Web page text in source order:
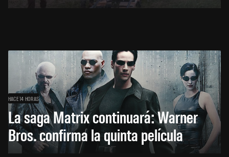
HACE 14 HORAS
La saga Matrix continuará: Warner
Bros. confirma la quinta película